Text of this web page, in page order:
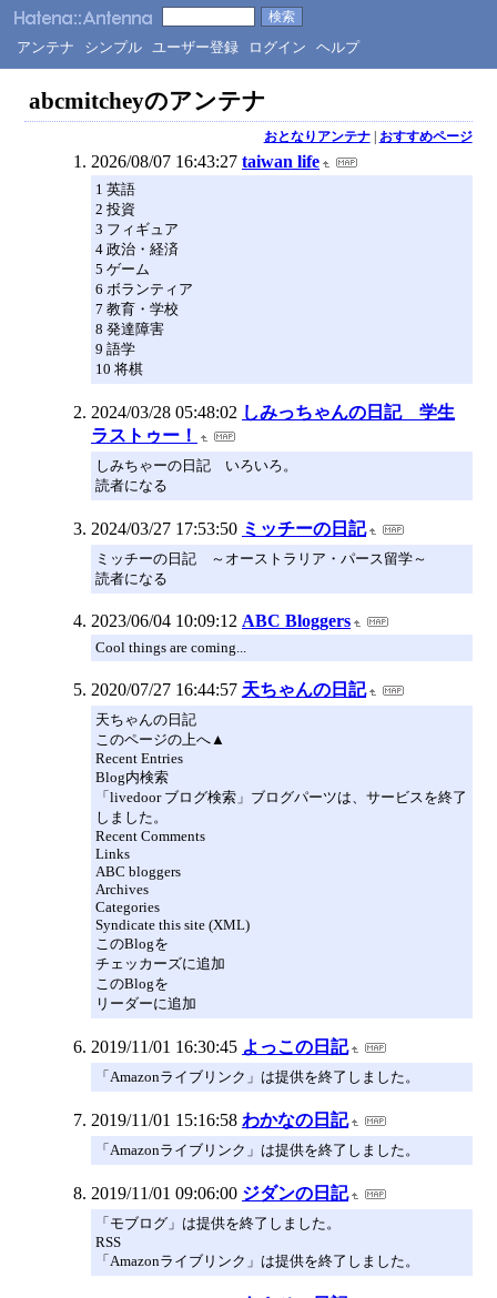
アンテナ シンプル ユーザー登録 ログイン ヘルプ
abcmitcheyのアンテナ
おとなりアンテナ| おすすめページ
2026/08/07 16:43:27 taiwan life
1 英語
2 投資
3 フィギュア
4 政治・経済
5 ゲーム
6 ボランティア
7 教育・学校
8 発達障害
9 語学
10 将棋
2024/03/28 05:48:02 しみっちゃんの日記 学生
ラストゥー！
しみちゃーの日記 いろいろ。
読者になる
2024/03/27 17:53:50 ミッチーの日記
ミッチーの日記 ～オーストラリア・パース留学～
読者になる
2023/06/04 10:09:12 ABC Bloggers
Cool things are coming...
2020/07/27 16:44:57 天ちゃんの日記
天ちゃんの日記
このページの上へ▲
Recent Entries
Blog内検索
「livedoor ブログ検索」ブログパーツは、サービスを終了
しました。
Recent Comments
Links
ABC bloggers
Archives
Categories
Syndicate this site (XML)
このBlogを
チェッカーズに追加
このBlogを
リーダーに追加
2019/11/01 16:30:45 よっこの日記
「Amazonライブリンク」は提供を終了しました。
2019/11/01 15:16:58 わかなの日記
「Amazonライブリンク」は提供を終了しました。
2019/11/01 09:06:00 ジダンの日記
「モブログ」は提供を終了しました。
RSS
「Amazonライブリンク」は提供を終了しました。